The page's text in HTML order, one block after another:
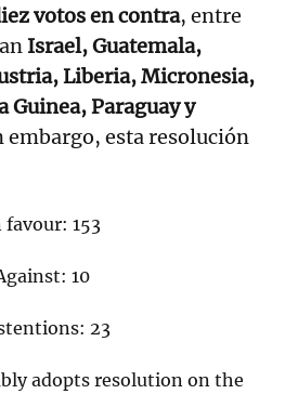
votos en contra, entre
Israel, Guatemala,
Liberia, Micronesia,
Guinea, Paraguay y
embargo, esta resolución
favour: 153
10
23
adopts resolution on the